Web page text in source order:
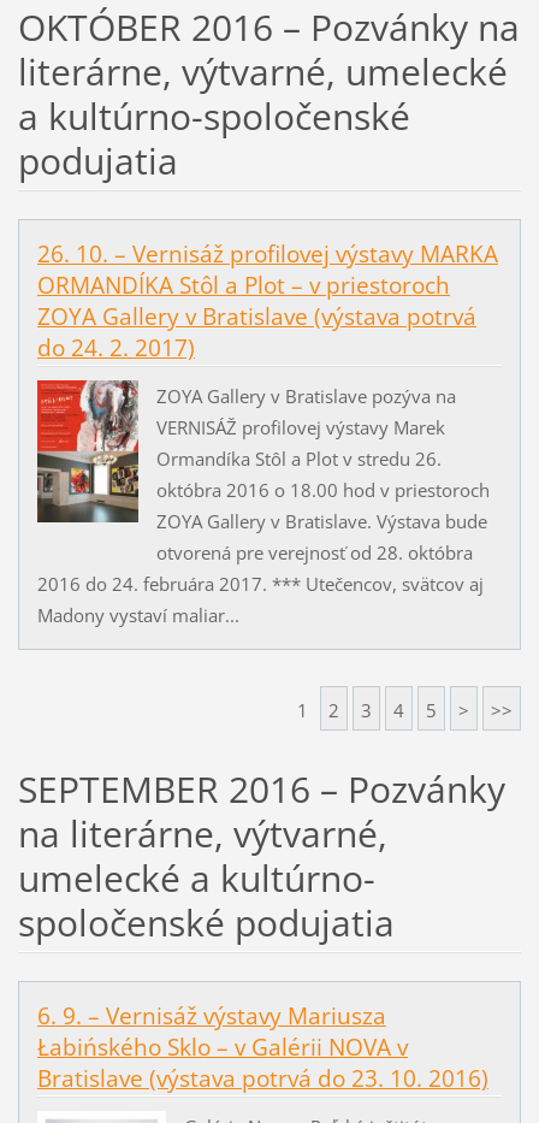
OKTÓBER 2016 – Pozvánky na
literárne, výtvarné, umelecké
a kultúrno-spoločenské
podujatia
26. 10. – Vernisáž profilovej výstavy MARKA
ORMANDÍKA Stôl a Plot – v priestoroch
ZOYA Gallery v Bratislave (výstava potrvá
do 24. 2. 2017)
ZOYA Gallery v Bratislave pozýva na
VERNISÁŽ profilovej výstavy Marek
Ormandíka Stôl a Plot v stredu 26.
októbra 2016 o 18.00 hod v priestoroch
ZOYA Gallery v Bratislave. Výstava bude
otvorená pre verejnosť od 28. októbra
2016 do 24. februára 2017. *** Utečencov, svätcov aj
Madony vystaví maliar...
1 2 3 4 5 > >>
SEPTEMBER 2016 – Pozvánky
na literárne, výtvarné,
umelecké a kultúrno-
spoločenské podujatia
6. 9. – Vernisáž výstavy Mariusza
Łabińského Sklo – v Galérii NOVA v
Bratislave (výstava potrvá do 23. 10. 2016)